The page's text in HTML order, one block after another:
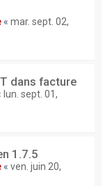
« mar. sept. 02,
dans facture
lun. sept. 01,
1.7.5
« ven. juin 20,